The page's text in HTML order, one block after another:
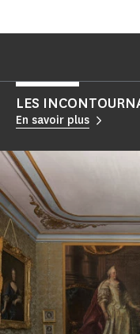
LES
En savoir plus